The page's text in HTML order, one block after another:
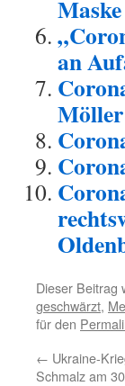
an
Dieser Beitrag
geschwärzt,
für den
← Ukraine-
Schmalz am